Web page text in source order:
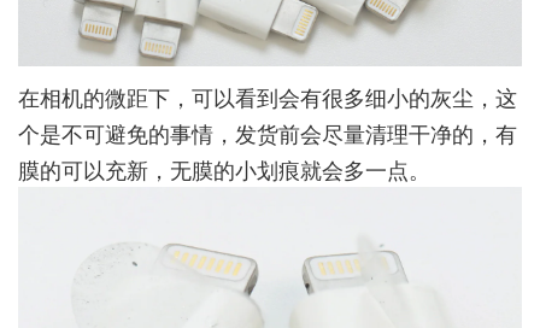
在相机的微距下，可以看到会有很多细小的灰尘，这
个是不可避免的事情，发货前会尽量清理干净的，有
膜的可以充新，无膜的小划痕就会多一点。